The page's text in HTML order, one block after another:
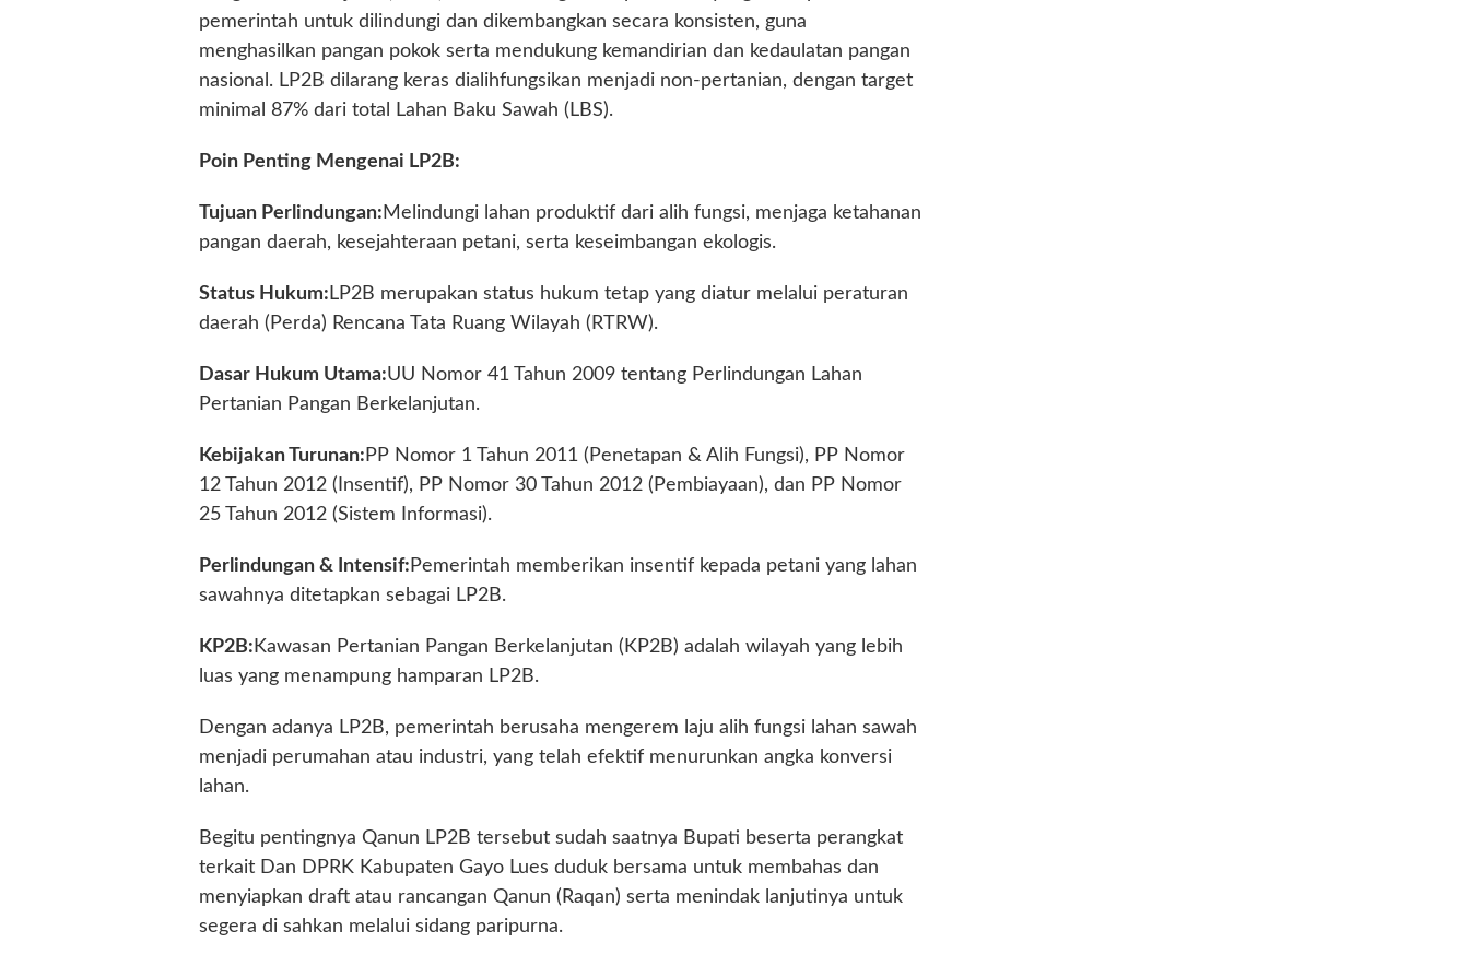
pemerintah untuk dilindungi dan dikembangkan secara konsisten, guna
menghasilkan pangan pokok serta mendukung kemandirian dan kedaulatan pangan
nasional. LP2B dilarang keras dialihfungsikan menjadi non-pertanian, dengan target
minimal 87% dari total Lahan Baku Sawah (LBS).
Poin Penting Mengenai LP2B:
Tujuan Perlindungan: Melindungi lahan produktif dari alih fungsi, menjaga ketahanan
pangan daerah, kesejahteraan petani, serta keseimbangan ekologis.
Status Hukum: LP2B merupakan status hukum tetap yang diatur melalui peraturan
daerah (Perda) Rencana Tata Ruang Wilayah (RTRW).
Dasar Hukum Utama:UU Nomor 41 Tahun 2009 tentang Perlindungan Lahan
Pertanian Pangan Berkelanjutan.
Kebijakan Turunan: PP Nomor 1 Tahun 2011 (Penetapan & Alih Fungsi), PP Nomor
12 Tahun 2012 (Insentif), PP Nomor 30 Tahun 2012 (Pembiayaan), dan PP Nomor
25 Tahun 2012 (Sistem Informasi).
Perlindungan & Intensif: Pemerintah memberikan insentif kepada petani yang lahan
sawahnya ditetapkan sebagai LP2B.
KP2B: Kawasan Pertanian Pangan Berkelanjutan (KP2B) adalah wilayah yang lebih
luas yang menampung hamparan LP2B.
Dengan adanya LP2B, pemerintah berusaha mengerem laju alih fungsi lahan sawah
menjadi perumahan atau industri, yang telah efektif menurunkan angka konversi
lahan.
Begitu pentingnya Qanun LP2B tersebut sudah saatnya Bupati beserta perangkat
terkait Dan DPRK Kabupaten Gayo Lues duduk bersama untuk membahas dan
menyiapkan draft atau rancangan Qanun (Raqan) serta menindak lanjutinya untuk
segera di sahkan melalui sidang paripurna.